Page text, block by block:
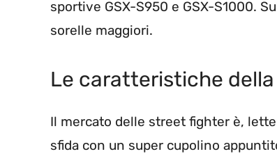
sportive GSX-S950 e GSX-S1000.
sorelle maggiori.
Le caratteristiche
Il mercato delle street fighter è,
sfida con un super cupolino